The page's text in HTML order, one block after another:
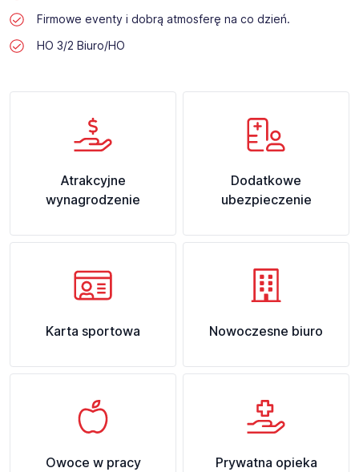
Firmowe eventy i dobrą atmosferę na co dzień.
HO 3/2 Biuro/HO
Atrakcyjne
wynagrodzenie
Dodatkowe
ubezpieczenie
Karta sportowa Nowoczesne biuro
Owoce w pracy Prywatna opieka